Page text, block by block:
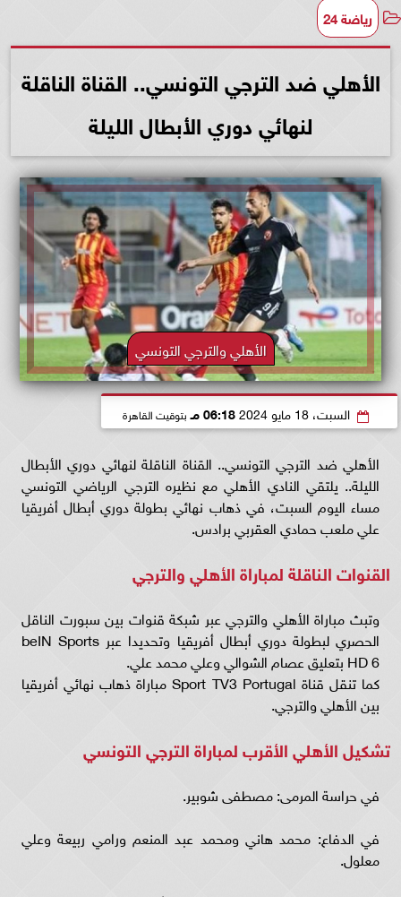
رياضة 24
الأهلي ضد الترجي التونسي.. القناة الناقلة
لنهائي دوري الأبطال الليلة
الأهلي والترجي التونسي
السبت، 18 مايو 2024 06:18 مـ بتوقيت القاهرة
الأهلي ضد الترجي التونسي.. القناة الناقلة لنهائي دوري الأبطال
الليلة.. يلتقي النادي الأهلي مع نظيره الترجي الرياضي التونسي
مساء اليوم السبت، في ذهاب نهائي بطولة دوري أبطال أفريقيا
علي ملعب حمادي العقربي برادس.
القنوات الناقلة لمباراة الأهلي والترجي
وتبث مباراة الأهلي والترجي عبر شبكة قنوات بين سبورت الناقل
الحصري لبطولة دوري أبطال أفريقيا وتحديدا عبر beIN Sports
HD 6 بتعليق عصام الشوالي وعلي محمد علي.
كما تنقل قناة Sport TV3 Portugal مباراة ذهاب نهائي أفريقيا
بين الأهلي والترجي.
تشكيل الأهلي الأقرب لمباراة الترجي التونسي
في حراسة المرمى: مصطفى شوبير.
في الدفاع: محمد هاني ومحمد عبد المنعم ورامي ربيعة وعلي
معلول.